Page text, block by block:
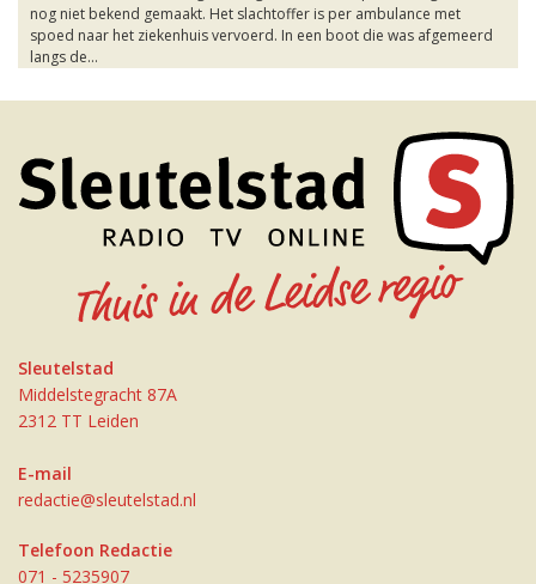
nog niet bekend gemaakt. Het slachtoffer is per ambulance met
spoed naar het ziekenhuis vervoerd. In een boot die was afgemeerd
langs de...
Sleutelstad
Middelstegracht 87A
2312 TT Leiden
E-mail
redactie@sleutelstad.nl
Telefoon Redactie
071 - 5235907